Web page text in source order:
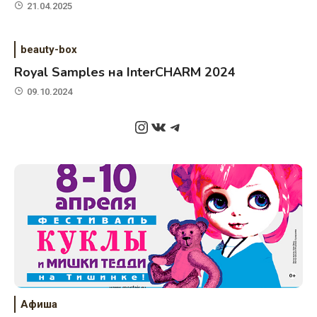
21.04.2025
beauty-box
Royal Samples на InterCHARM 2024
09.10.2024
Instagram
ВКонтакте
Telegram
Афиша